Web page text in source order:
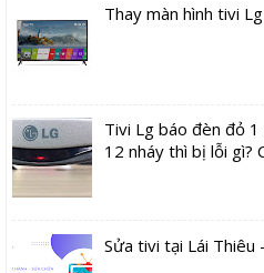
Thay màn hình tivi
Tivi Lg báo đèn đỏ 1
12 nháy thì bị lỗi gì?
Sửa tivi tại Lái Thiêu